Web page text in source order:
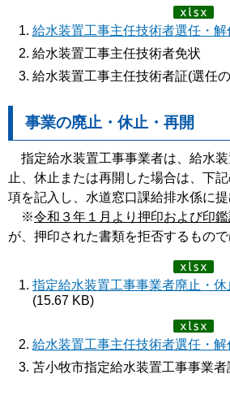
給水装置工事主任技術者選任・解
給水装置工事主任技術者免状
給水装置工事主任技術者証(選任
事業の廃止・休止・再開
指定給水装置工事事業者は、給水
止、休止または再開した場合は、下
項を記入し、水道窓口課給排水係に提
※令和３年１月より押印および印
が、押印された書類を拒否するもので
指定給水装置工事事業者廃止・
(15.67 KB)
給水装置工事主任技術者選任・解
苫小牧市指定給水装置工事事業